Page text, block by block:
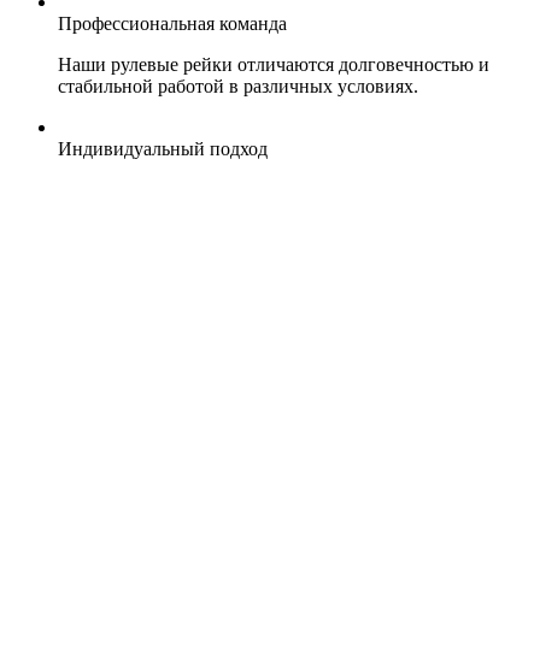
Профессиональная команда
Наши рулевые рейки отличаются долговечностью и
стабильной работой в различных условиях.
Индивидуальный подход